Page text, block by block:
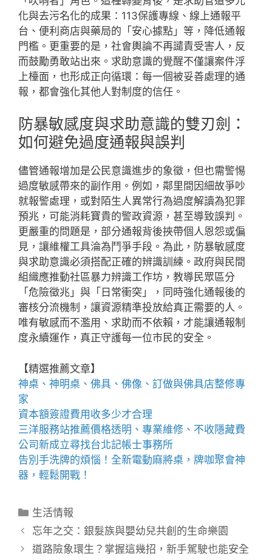
化與去污名化的成果：113保護專線、線上通報平
台、便利商店與藥局的「安心據點」等，降低通報
門檻。更重要的是，社會輿論不再譴責受害人，反
而鼓勵勇敢站出來。求助意識的覺醒不僅讓案件浮
上檯面，也形成正向循環：每一個被妥善處理的通
報，都會強化其他人對制度的信任。
防暴敏感度與求助意識的雙刃劍：
如何避免過度通報與誤判
儘管通報增加是公民意識進步的象徵，但也需警惕
過度敏感帶來的副作用。例如，鄰里間因細故爭吵
就報警處理，或對陌生人異常行為過度解讀為犯罪
預兆，可能消耗寶貴的警政資源，甚至導致誤判。
更嚴重的問題是，部分通報背後挾帶個人恩怨或偏
見，讓維權工具淪為鬥爭手段。為此，防暴敏感度
與求助意識必須搭配正確的辨識訓練。政府與民間
組織應推動社區暴力辨識工作坊，教導民眾區分
「危險徵兆」與「日常衝突」，同時強化通報後的
審核分流機制，讓資源精準投放給真正需要的人。
唯有敏感而不濫用、求助而不依賴，才能讓通報制
度永續運作，真正守護每一位市民的安全。
【精選推薦文章】
神桌、 神明桌 、 佛具 、佛像、訂做與佛具店整修專
家
資本額簽證費用收多少才合理
三洋服務站推薦價格透明、專業維修、不收隱藏費
公司新成立尋找台北記帳士事務所
告別手洗牌的煩惱！全新電動麻將桌 ，牌咖聚會神
器，輕鬆開戰！
分
類
生活情報
忘年之交：銀髮族與嬰幼兒共創的生命樂園
道路險象環生？掌握這幾招，新手駕駛也能安全